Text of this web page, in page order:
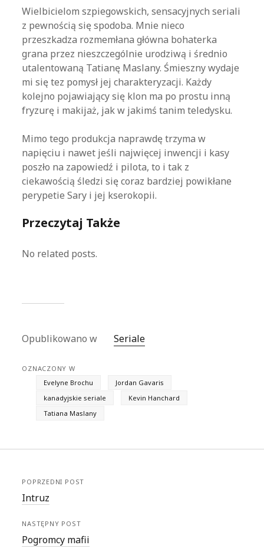
Wielbicielom szpiegowskich, sensacyjnych seriali
z pewnością się spodoba. Mnie nieco
przeszkadza rozmemłana główna bohaterka
grana przez nieszczególnie urodziwą i średnio
utalentowaną Tatianę Maslany. Śmieszny wydaje
mi się tez pomysł jej charakteryzacji. Każdy
kolejno pojawiający się klon ma po prostu inną
fryzurę i makijaż, jak w jakimś tanim teledysku.
Mimo tego produkcja naprawdę trzyma w
napięciu i nawet jeśli najwięcej inwencji i kasy
poszło na zapowiedź i pilota, to i tak z
ciekawością śledzi się coraz bardziej powikłane
perypetie Sary i jej kserokopii.
Przeczytaj Także
No related posts.
Opublikowano w Seriale
OZNACZONY W
Evelyne Brochu
Jordan Gavaris
kanadyjskie seriale
Kevin Hanchard
Tatiana Maslany
POPRZEDNI POST
Intruz
NASTĘPNY POST
Pogromcy mafii